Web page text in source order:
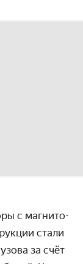
с магнито­
стали
за счёт